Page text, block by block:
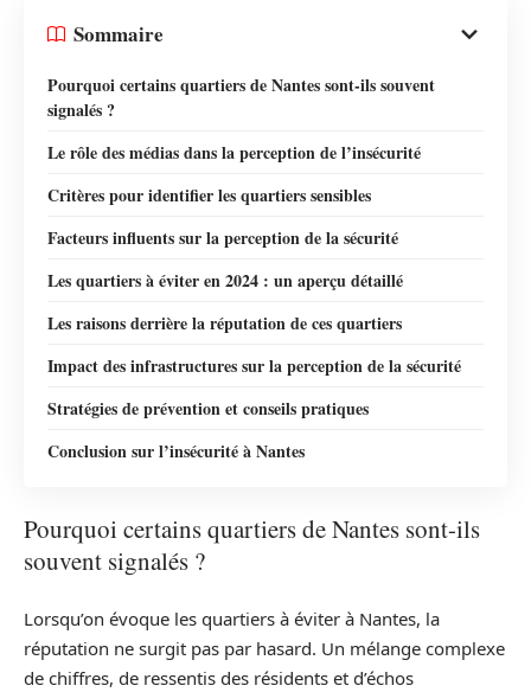
Sommaire
Pourquoi certains quartiers de Nantes sont-ils souvent
signalés ?
Le rôle des médias dans la perception de l’insécurité
Critères pour identifier les quartiers sensibles
Facteurs influents sur la perception de la sécurité
Les quartiers à éviter en 2024 : un aperçu détaillé
Les raisons derrière la réputation de ces quartiers
Impact des infrastructures sur la perception de la sécurité
Stratégies de prévention et conseils pratiques
Conclusion sur l’insécurité à Nantes
Pourquoi certains quartiers de Nantes sont-ils
souvent signalés ?
Lorsqu’on évoque les quartiers à éviter à Nantes, la
réputation ne surgit pas par hasard. Un mélange complexe
de chiffres, de ressentis des résidents et d’échos